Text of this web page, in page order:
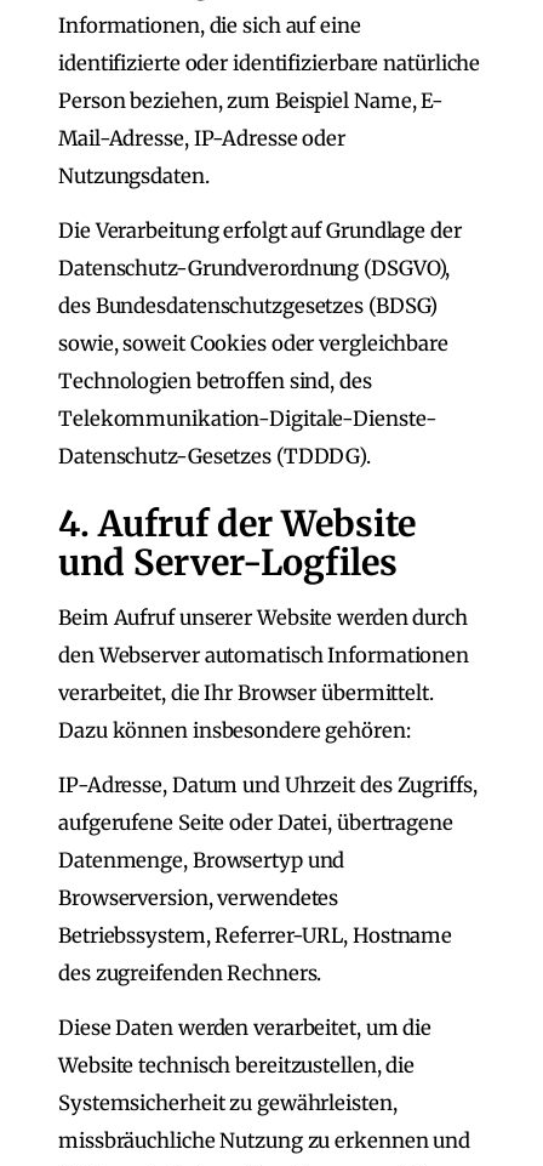
Informationen, die sich auf eine
identifizierte oder identifizierbare natürliche
Person beziehen, zum Beispiel Name, E-
Mail-Adresse, IP-Adresse oder
Nutzungsdaten.
Die Verarbeitung erfolgt auf Grundlage der
Datenschutz-Grundverordnung (DSGVO),
des Bundesdatenschutzgesetzes (BDSG)
sowie, soweit Cookies oder vergleichbare
Technologien betroffen sind, des
Telekommunikation-Digitale-Dienste-
Datenschutz-Gesetzes (TDDDG).
4. Aufruf der Website
und Server-Logfiles
Beim Aufruf unserer Website werden durch
den Webserver automatisch Informationen
verarbeitet, die Ihr Browser übermittelt.
Dazu können insbesondere gehören:
IP-Adresse, Datum und Uhrzeit des Zugriffs,
aufgerufene Seite oder Datei, übertragene
Datenmenge, Browsertyp und
Browserversion, verwendetes
Betriebssystem, Referrer-URL, Hostname
des zugreifenden Rechners.
Diese Daten werden verarbeitet, um die
Website technisch bereitzustellen, die
Systemsicherheit zu gewährleisten,
missbräuchliche Nutzung zu erkennen und